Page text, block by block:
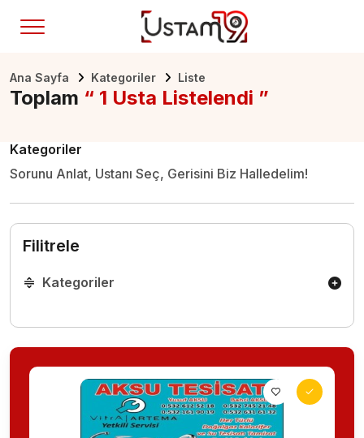
Ana Sayfa Kategoriler Liste
Toplam “ 1 Usta Listelendi ”
Kategoriler
Sorunu Anlat, Ustanı Seç, Gerisini Biz Halledelim!
Filitrele
Kategoriler